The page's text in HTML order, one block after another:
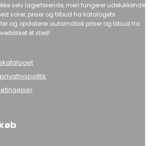
selv lagerførende, men fungerer udelukkende
varer, priser og tilbud fra katalogets
og opdaterer automatisk priser og tilbud fra
ét sted!